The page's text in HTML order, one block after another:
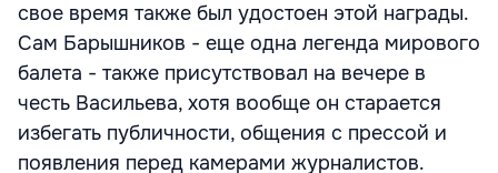
свое время также был удостоен этой награды.
Сам Барышников - еще одна легенда мирового
балета - также присутствовал на вечере в
честь Васильева, хотя вообще он старается
избегать публичности, общения с прессой и
появления перед камерами журналистов.